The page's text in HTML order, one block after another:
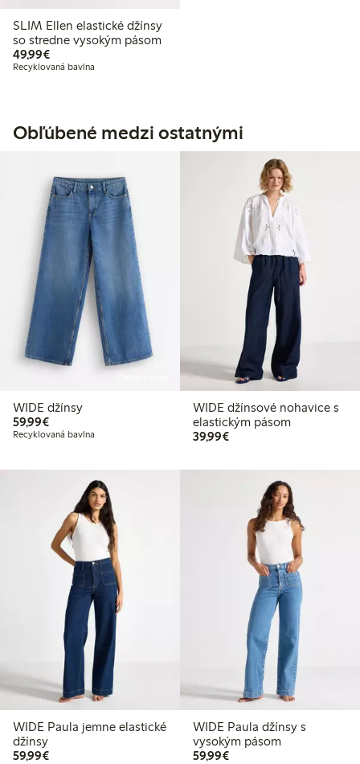
SLIM Ellen elastické džínsy
so stredne vysokým pásom
49,99€49,99 €
Recyklovaná bavlna
Obľúbené medzi ostatnými
WIDE džínsy
59,99€59,99 €
Recyklovaná bavlna
WIDE džínsové nohavice s
elastickým pásom
39,99€39,99 €
WIDE Paula jemne elastické
džínsy
59,99€59,99 €
WIDE Paula džínsy s
vysokým pásom
59,99€59,99 €